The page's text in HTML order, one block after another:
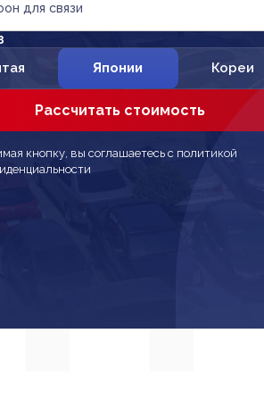
для связи
Японии Кореи
Рассчитать стоимость
кнопку, вы соглашаетесь с политикой